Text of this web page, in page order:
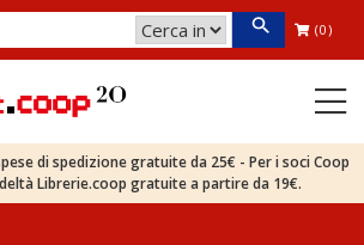
(0)
di spedizione gratuite da 25€ - Per i soci Coop
Librerie.coop gratuite a partire da 19€.